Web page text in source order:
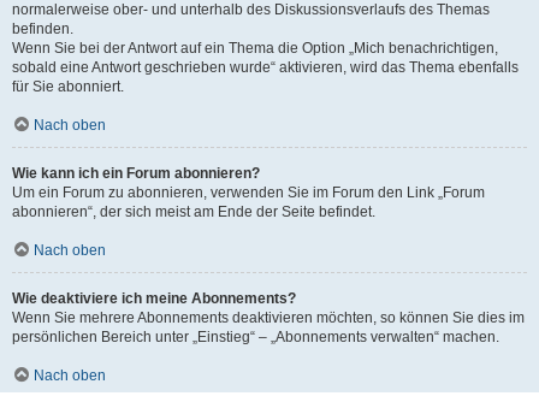
normalerweise ober- und unterhalb des Diskussionsverlaufs des Themas
befinden.
Wenn Sie bei der Antwort auf ein Thema die Option „Mich benachrichtigen,
sobald eine Antwort geschrieben wurde“ aktivieren, wird das Thema ebenfalls
für Sie abonniert.
Nach oben
Wie kann ich ein Forum abonnieren?
Um ein Forum zu abonnieren, verwenden Sie im Forum den Link „Forum
abonnieren“, der sich meist am Ende der Seite befindet.
Nach oben
Wie deaktiviere ich meine Abonnements?
Wenn Sie mehrere Abonnements deaktivieren möchten, so können Sie dies im
persönlichen Bereich unter „Einstieg“ – „Abonnements verwalten“ machen.
Nach oben